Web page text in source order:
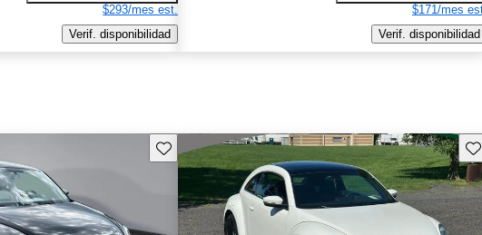
$293/mes est.
Verif. disponibilidad
$171/mes
Verif. disponibilidad
Guarda este Aviso